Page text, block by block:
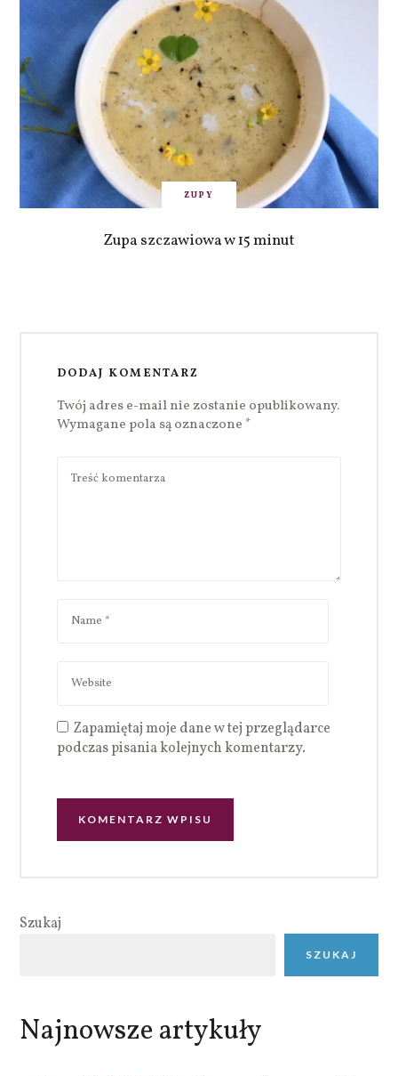
ZUPY
Zupa szczawiowa w 15 minut
DODAJ KOMENTARZ
Twój adres e-mail nie zostanie opublikowany.
Wymagane pola są oznaczone *
Zapamiętaj moje dane w tej przeglądarce
podczas pisania kolejnych komentarzy.
Szukaj
SZUKAJ
Najnowsze artykuły